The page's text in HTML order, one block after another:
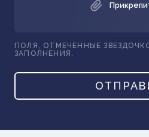
ПОЛЯ, ОТМЕЧЕННЫЕ
ЗАПОЛНЕНИЯ.